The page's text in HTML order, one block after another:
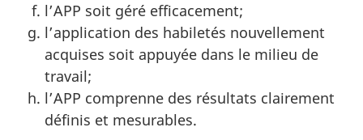
l’APP soit géré efficacement;
l’application des habiletés nouvellement
acquises soit appuyée dans le milieu de
travail;
l’APP comprenne des résultats clairement
définis et mesurables.